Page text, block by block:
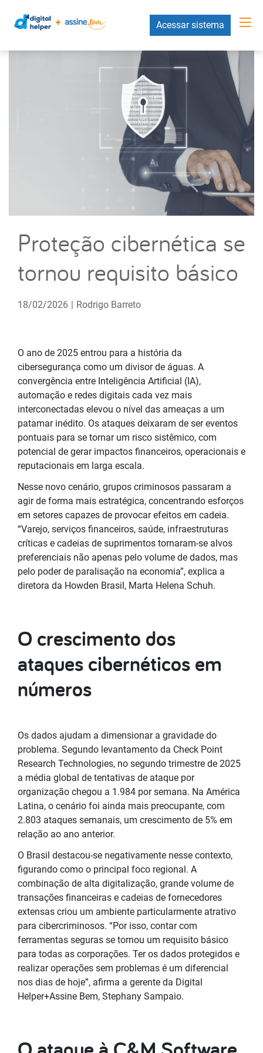
Acessar sistema
Proteção cibernética se
tornou requisito básico
18/02/2026 | Rodrigo Barreto
O ano de 2025 entrou para a história da
cibersegurança como um divisor de águas. A
convergência entre Inteligência Artificial (IA),
automação e redes digitais cada vez mais
interconectadas elevou o nível das ameaças a um
patamar inédito. Os ataques deixaram de ser eventos
pontuais para se tornar um risco sistêmico, com
potencial de gerar impactos financeiros, operacionais e
reputacionais em larga escala.
Nesse novo cenário, grupos criminosos passaram a
agir de forma mais estratégica, concentrando esforços
em setores capazes de provocar efeitos em cadeia.
“Varejo, serviços financeiros, saúde, infraestruturas
críticas e cadeias de suprimentos tornaram-se alvos
preferenciais não apenas pelo volume de dados, mas
pelo poder de paralisação na economia”, explica a
diretora da Howden Brasil, Marta Helena Schuh.
O crescimento dos
ataques cibernéticos em
números
Os dados ajudam a dimensionar a gravidade do
problema. Segundo levantamento da Check Point
Research Technologies, no segundo trimestre de 2025
a média global de tentativas de ataque por
organização chegou a 1.984 por semana. Na América
Latina, o cenário foi ainda mais preocupante, com
2.803 ataques semanais, um crescimento de 5% em
relação ao ano anterior.
O Brasil destacou-se negativamente nesse contexto,
figurando como o principal foco regional. A
combinação de alta digitalização, grande volume de
transações financeiras e cadeias de fornecedores
extensas criou um ambiente particularmente atrativo
para cibercriminosos. “Por isso, contar com
ferramentas seguras se tornou um requisito básico
para todas as corporações. Ter os dados protegidos e
realizar operações sem problemas é um diferencial
nos dias de hoje”, afirma a gerente da Digital
Helper+Assine Bem, Stephany Sampaio.